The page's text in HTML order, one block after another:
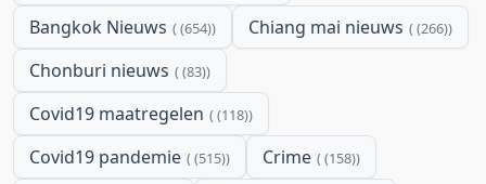
Bangkok Nieuws (654) Chiang mai nieuws (266)
Chonburi nieuws (83)
Covid19 maatregelen (118)
Covid19 pandemie (515) Crime (158)